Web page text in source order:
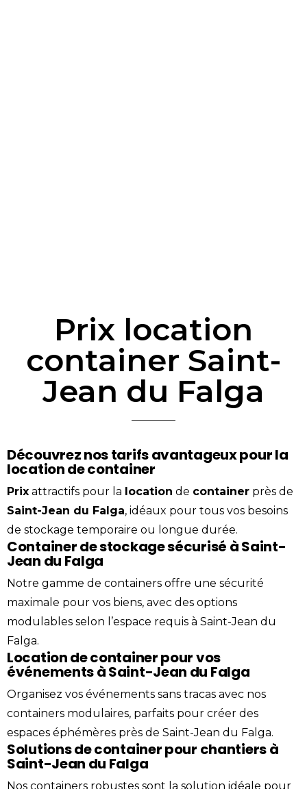
Prix location
container Saint-
Jean du Falga
Découvrez nos tarifs avantageux pour la
location de container
Prix attractifs pour la location de container près de
Saint-Jean du Falga, idéaux pour tous vos besoins
de stockage temporaire ou longue durée.
Container de stockage sécurisé à Saint-
Jean du Falga
Notre gamme de containers offre une sécurité
maximale pour vos biens, avec des options
modulables selon l’espace requis à Saint-Jean du
Falga.
Location de container pour vos
événements à Saint-Jean du Falga
Organisez vos événements sans tracas avec nos
containers modulaires, parfaits pour créer des
espaces éphémères près de Saint-Jean du Falga.
Solutions de container pour chantiers à
Saint-Jean du Falga
Nos containers robustes sont la solution idéale pour